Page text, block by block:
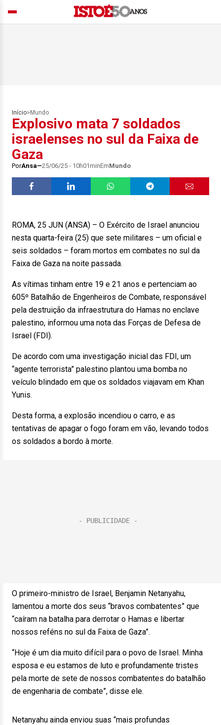
Início> Mundo
Explosivo mata 7 soldados
israelenses no sul da Faixa de
Gaza
PorAnsa 25/06/25 - 10h01minEmMundo
ROMA, 25 JUN (ANSA) – O Exército de Israel anunciou
nesta quarta-feira (25) que sete militares – um oficial e
seis soldados – foram mortos em combates no sul da
Faixa de Gaza na noite passada.
As vítimas tinham entre 19 e 21 anos e pertenciam ao
605º Batalhão de Engenheiros de Combate, responsável
pela destruição da infraestrutura do Hamas no enclave
palestino, informou uma nota das Forças de Defesa de
Israel (FDI).
De acordo com uma investigação inicial das FDI, um
“agente terrorista” palestino plantou uma bomba no
veículo blindado em que os soldados viajavam em Khan
Yunis.
Desta forma, a explosão incendiou o carro, e as
tentativas de apagar o fogo foram em vão, levando todos
os soldados a bordo à morte.
O primeiro-ministro de Israel, Benjamin Netanyahu,
lamentou a morte dos seus “bravos combatentes” que
“caíram na batalha para derrotar o Hamas e libertar
nossos reféns no sul da Faixa de Gaza”.
“Hoje é um dia muito difícil para o povo de Israel. Minha
esposa e eu estamos de luto e profundamente tristes
pela morte de sete de nossos combatentes do batalhão
de engenharia de combate”, disse ele.
Netanyahu ainda enviou suas “mais profundas